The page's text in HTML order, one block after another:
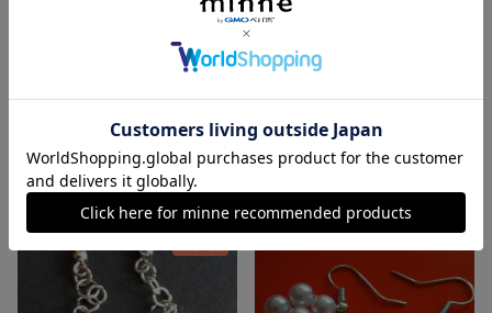
350円
リングピアス。
600円